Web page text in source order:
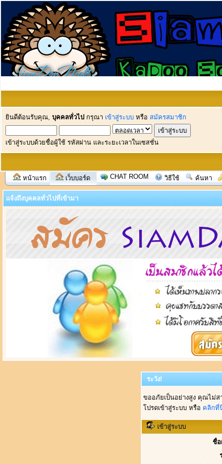
ยินดีต้อนรับคุณ, บุคคลทั่วไป กรุณา เข้าสู่ระบบ หรือ สมัครสมาชิก
เข้าสู่ระบบด้วยชื่อผู้ใช้ รหัสผ่าน และระยะเวลาในเซสชั่น
หน้าแรก เว็บบอร์ด CHAT ROOM วิธีใช้ ค้นหา
แจ้งถึงบุคคลทั่วไปที่เข้ามา
ระวัง!
ขออภัยเป็นอย่างสูง คุณไม่
โปรดเข้าสู่ระบบ หรือ คลิกที่
เข้าสู่ระบบ
ชื่อ